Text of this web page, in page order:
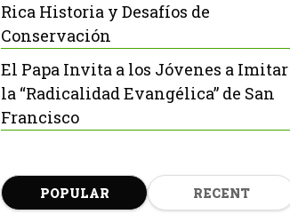
Rica Historia y Desafíos de
Conservación
El Papa Invita a los Jóvenes a Imitar
la “Radicalidad Evangélica” de San
Francisco
POPULAR RECENT